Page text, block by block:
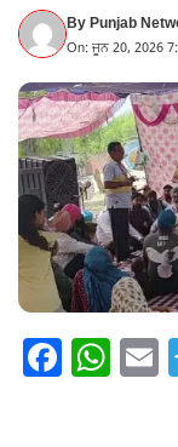
ByPunjab
On: ਜੂਨ 20, 2026
F W